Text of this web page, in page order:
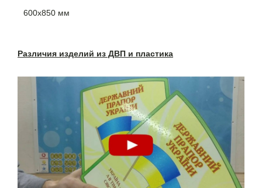
600х850 мм
Различия изделий из ДВП и пластика